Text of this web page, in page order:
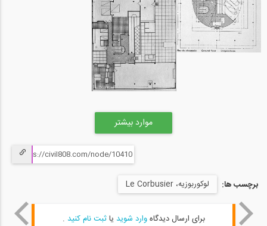
موارد بیشتر
برچسب ها: لوکوربوزیه، Le Corbusier
برای ارسال دیدگاهوارد شوید یاثبت نام کنید .